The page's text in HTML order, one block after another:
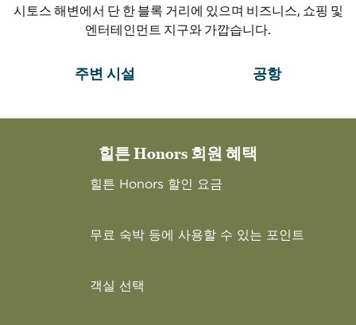
시토스 해변에서 단 한 블록 거리에 있으며 비즈니스, 쇼핑 및
엔터테인먼트 지구와 가깝습니다.
주변 시설 공항
힐튼 Honors 회원 혜택
힐튼 Honors 할인 요금
무료 숙박 등에 사용할 수 있는 포인트
객실 선택